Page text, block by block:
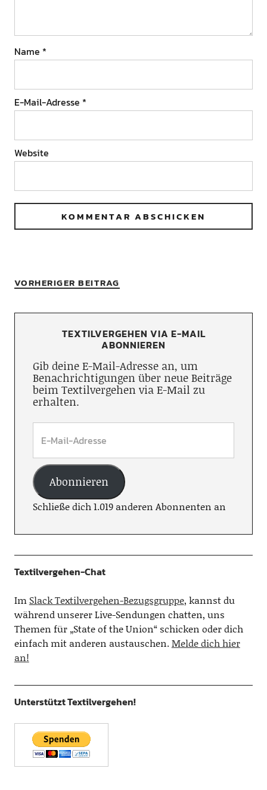
Name *
E-Mail-Adresse *
Website
VORHERIGER BEITRAG
TEXTILVERGEHEN VIA E-MAIL
ABONNIEREN
Gib deine E-Mail-Adresse an, um
Benachrichtigungen über neue Beiträge
beim Textilvergehen via E-Mail zu
erhalten.
Abonnieren
Schließe dich 1.019 anderen Abonnenten an
Textilvergehen-Chat
Im Slack Textilvergehen-Bezugsgruppe, kannst du
während unserer Live-Sendungen chatten, uns
Themen für „State of the Union“ schicken oder dich
einfach mit anderen austauschen.Melde dich hier
an!
Unterstützt Textilvergehen!